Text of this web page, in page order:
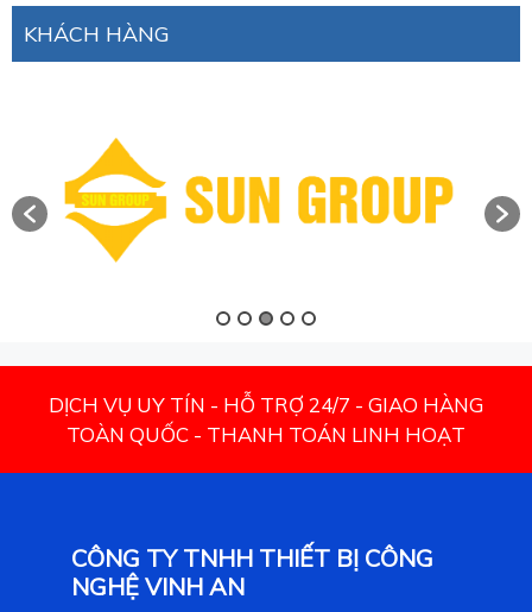
KHÁCH HÀNG
DỊCH VỤ UY TÍN - HỖ TRỢ 24/7 - GIAO HÀNG
TOÀN QUỐC - THANH TOÁN LINH HOẠT
CÔNG TY TNHH THIẾT BỊ CÔNG
NGHỆ VINH AN